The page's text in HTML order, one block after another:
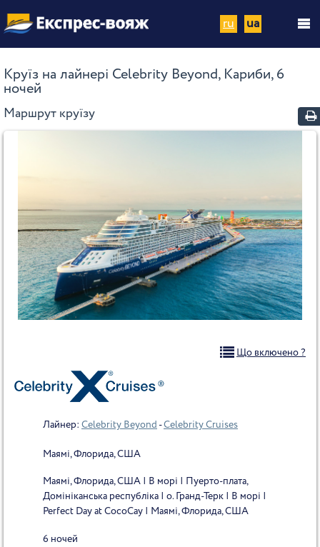
ru ua
Круїз на лайнері Celebrity Beyond, Кариби, 6
ночей
Маршрут круїзу
Що включено ?
Лайнер: Celebrity Beyond -Celebrity Cruises
Маямі, Флорида, США
Маямі, Флорида, США | В морі | Пуерто-плата,
Домініканська республіка | о. Гранд-Терк | В морі |
Perfect Day at CocoCay | Маямі, Флорида, США
6 ночей